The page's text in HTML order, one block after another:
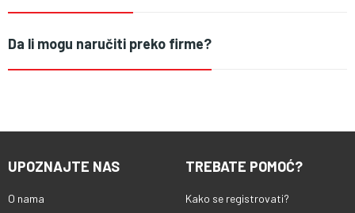
Da li mogu naručiti preko firme?
UPOZNAJTE NAS
O nama
TREBATE POMOĆ?
Kako se registrovati?